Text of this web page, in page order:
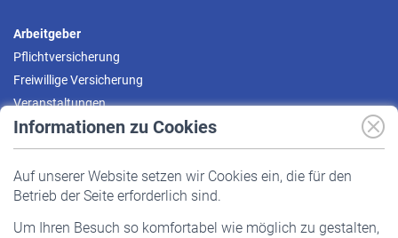
Informationen zu Cookies
Auf unserer Website setzen wir Cookies ein, die für den
Betrieb der Seite erforderlich sind.
Um Ihren Besuch so komfortabel wie möglich zu gestalten,
Arbeitgeber
Pflichtversicherung
Freiwillige Versicherung
Veranstaltungen
Pflichtversicherung
Staatliche Förderung